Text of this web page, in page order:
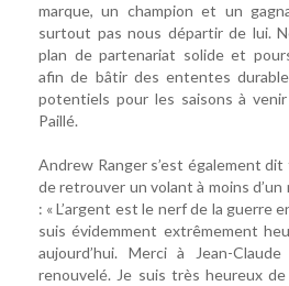
marque, un champion et un
surtout pas nous départir de lui.
plan de partenariat solide et
afin de bâtir des ententes
potentiels pour les saisons à venir
Paillé.
Andrew Ranger s’est également
de retrouver un volant à moins
: « L’argent est le nerf de la guerre
suis évidemment extrêmement
aujourd’hui. Merci à Jean-
renouvelé. Je suis très heureux